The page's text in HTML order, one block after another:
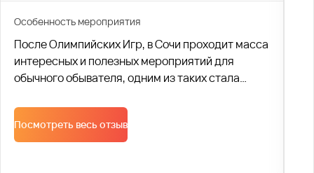
Особенность мероприятия
После Олимпийских Игр, в Сочи проходит масса
интересных и полезных мероприятий для
обычного обывателя, одним из таких стала
Посмотреть весь отзыв